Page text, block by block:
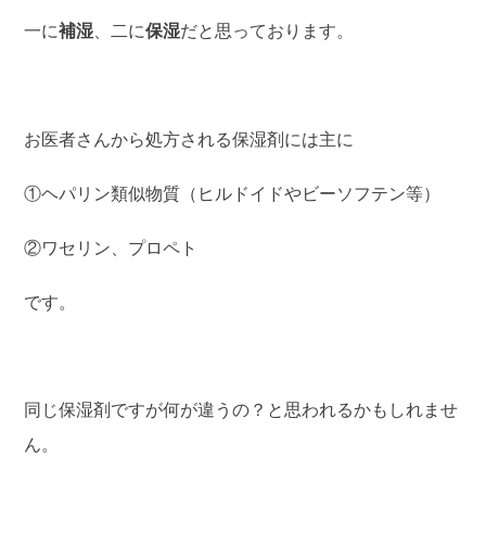
一に補湿 、二に保湿だと思っております。
お医者さんから処方される保湿剤には主に
①ヘパリン類似物質（ヒルドイドやビーソフテン等）
②ワセリン、プロペト
です。
同じ保湿剤ですが何が違うの？と思われるかもしれませ
ん。